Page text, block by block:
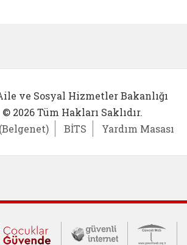
ve Sosyal Hizmetler Bakanlığı
© 2026 Tüm Hakları Saklıdır.
BİTS Yardım Masası
İletişim Merkezi
Çocuklar Güvende (yeni
Güvenli